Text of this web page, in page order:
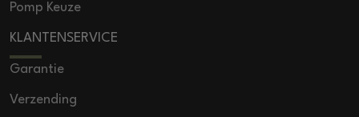
Pomp Keuze
KLANTENSERVICE
Garantie
Verzending